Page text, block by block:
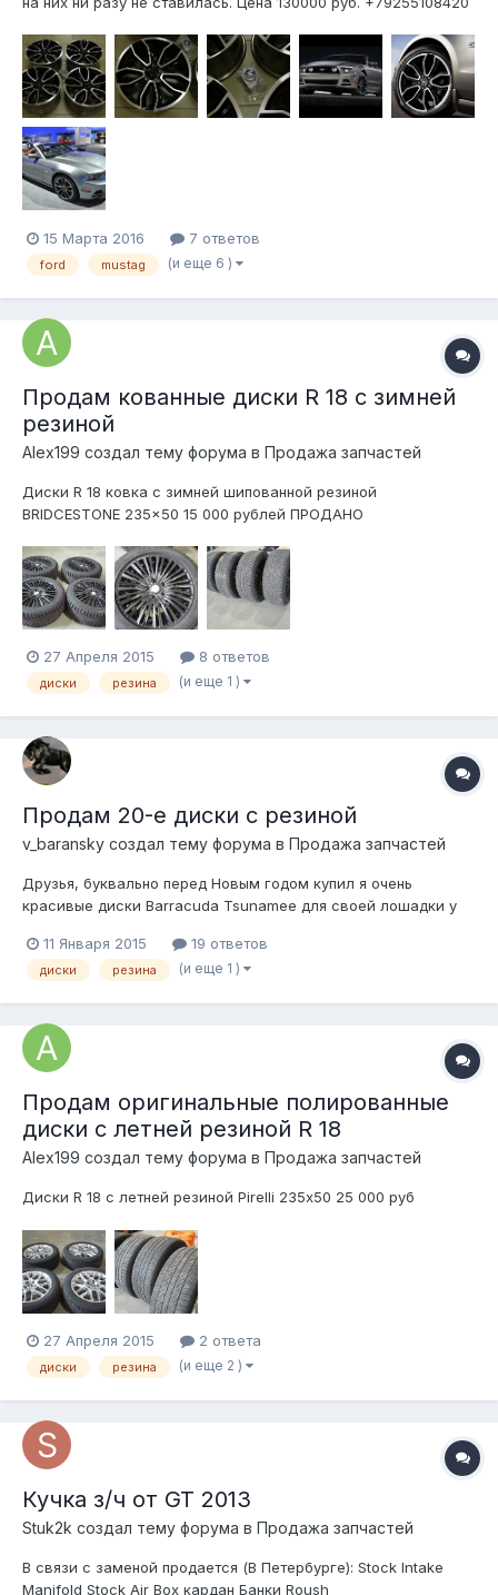
15 Марта 2016 7 ответов
ford mustag (и еще 6 )
Продам кованные диски R 18 с зимней
резиной
Alex199 создал тему форума в Продажа запчастей
Диски R 18 ковка с зимней шипованной резиной
BRIDCESTONE 235x50 15 000 рублей ПРОДАНО
27 Апреля 2015 8 ответов
диски резина (и еще 1 )
Продам 20-е диски с резиной
v_baransky создал тему форума в Продажа запчастей
Друзья, буквально перед Новым годом купил я очень
красивые диски Barracuda Tsunamee для своей лошадки у
сменил веру и купил корвета. Колеса остались не при делах,
так как разная разболтовка и огромная разница в вылетах, в
11 Января 2015 19 ответов
диски резина (и еще 1 )
Продам оригинальные полированные
диски с летней резиной R 18
Alex199 создал тему форума в Продажа запчастей
Диски R 18 с летней резиной Pirelli 235х50 25 000 руб
27 Апреля 2015 2 ответа
диски резина (и еще 2 )
Кучка з/ч от GT 2013
Stuk2k создал тему форума в Продажа запчастей
В связи с заменой продается (В Петербурге): Stock Intake
Manifold Stock Air Box кардан Банки Roush